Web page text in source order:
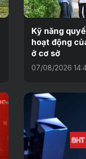
Kỹ năng
hoạt động
ở cơ sở
07/08/2026